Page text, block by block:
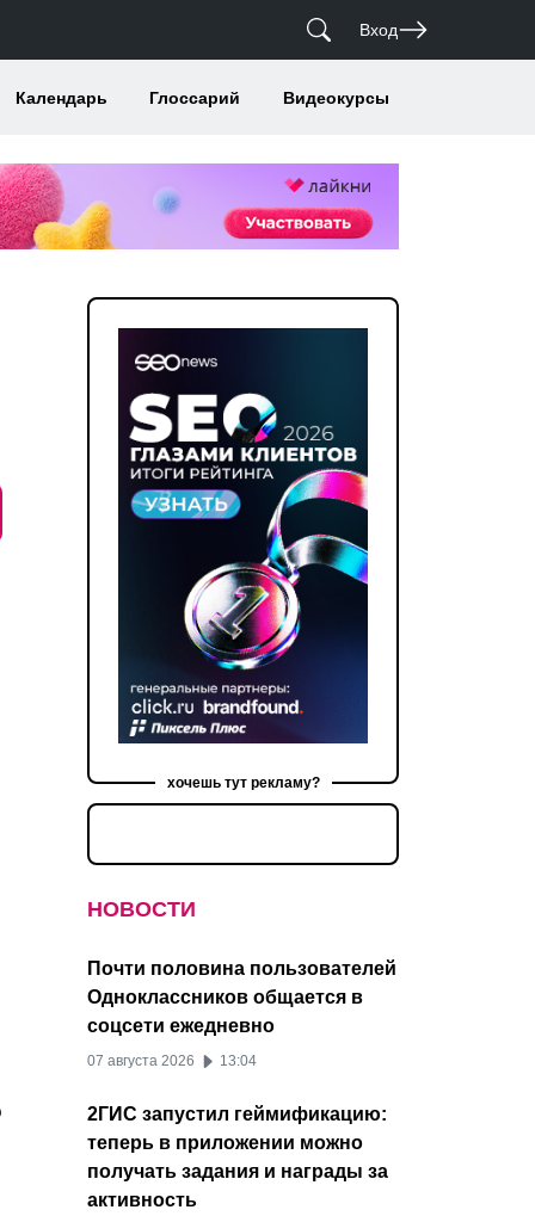
Вход
Календарь Глоссарий Видеокурсы
хочешь тут рекламу?
НОВОСТИ
Почти половина пользователей
Одноклассников общается в
соцсети ежедневно
07 августа 2026 13:04
2ГИС запустил геймификацию:
теперь в приложении можно
получать задания и награды за
активность